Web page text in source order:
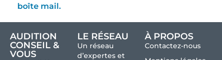
boîte mail.
AUDITION
CONSEIL &
VOUS
LE RÉSEAU
Un réseau
d’expertes et
À PROPOS
Contactez-nous